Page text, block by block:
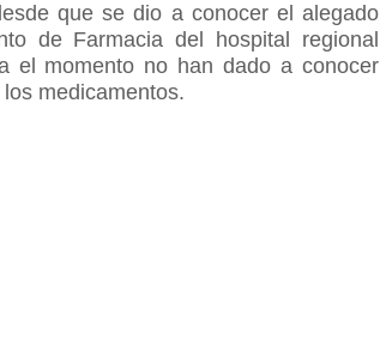
que se dio a conocer el alegado
de Farmacia del hospital regional
el momento no han dado a conocer
medicamentos.